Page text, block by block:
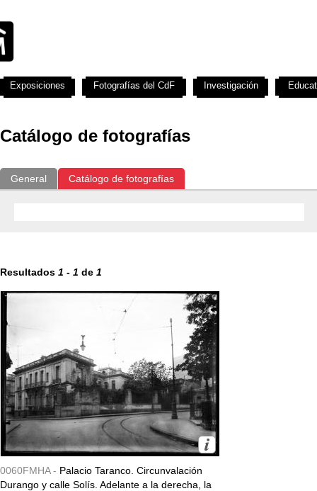
Catálogo de fotografías
General Catálogo de fotografías
Resultados 1 - 1 de 1
0060FMHA - Palacio Taranco. Circunvalación
Durango y calle Solís. Adelante a la derecha, la
Exposiciones Fotografías del CdF Investigación